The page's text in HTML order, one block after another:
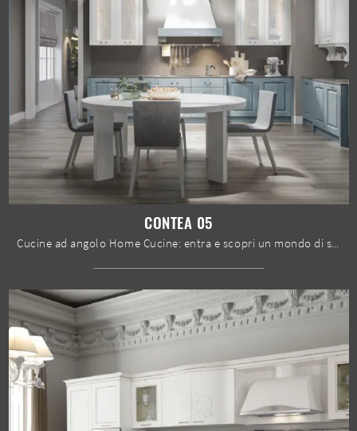
CONTEA 05
Cucine ad angolo Home Cucine: entra e scopri un mondo di stile e design! La cucina tradizionale Contea 05 ti aspetta.